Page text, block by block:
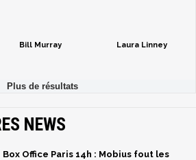
Bill Murray Laura Linney
NEWS
Box Office Paris 14h : Mobius fout les